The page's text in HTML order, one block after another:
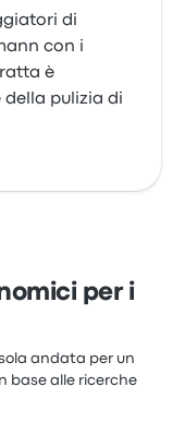
di
con i
è
della pulizia di
per i
andata per un
base alle ricerche